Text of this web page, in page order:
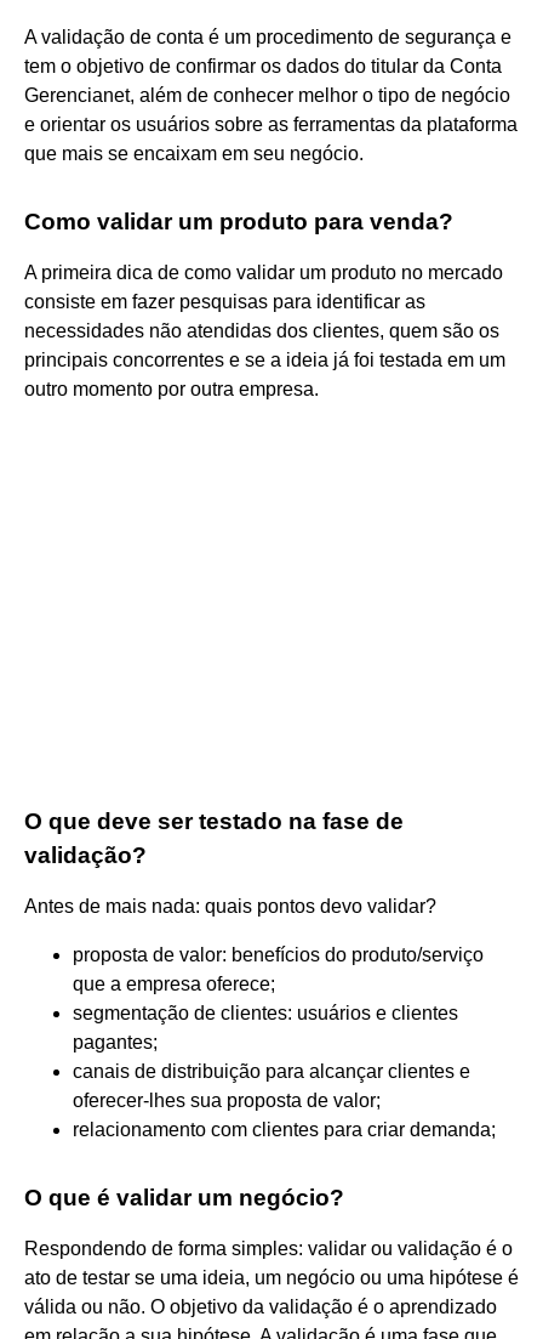
A validação de conta é um procedimento de segurança e
tem o objetivo de confirmar os dados do titular da Conta
Gerencianet, além de conhecer melhor o tipo de negócio
e orientar os usuários sobre as ferramentas da plataforma
que mais se encaixam em seu negócio.
Como validar um produto para venda?
A primeira dica de como validar um produto no mercado
consiste em fazer pesquisas para identificar as
necessidades não atendidas dos clientes, quem são os
principais concorrentes e se a ideia já foi testada em um
outro momento por outra empresa.
O que deve ser testado na fase de
validação?
Antes de mais nada: quais pontos devo validar?
proposta de valor: benefícios do produto/serviço
que a empresa oferece;
segmentação de clientes: usuários e clientes
pagantes;
canais de distribuição para alcançar clientes e
oferecer-lhes sua proposta de valor;
relacionamento com clientes para criar demanda;
O que é validar um negócio?
Respondendo de forma simples: validar ou validação é o
ato de testar se uma ideia, um negócio ou uma hipótese é
válida ou não. O objetivo da validação é o aprendizado